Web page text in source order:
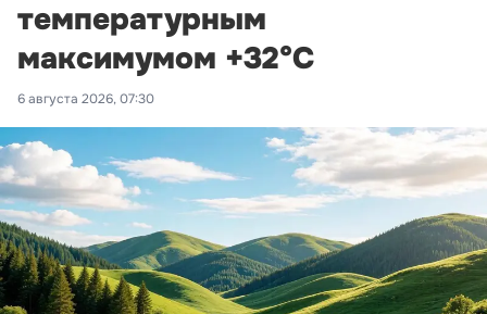
температурным
максимумом +32°С
6 августа 2026, 07:30